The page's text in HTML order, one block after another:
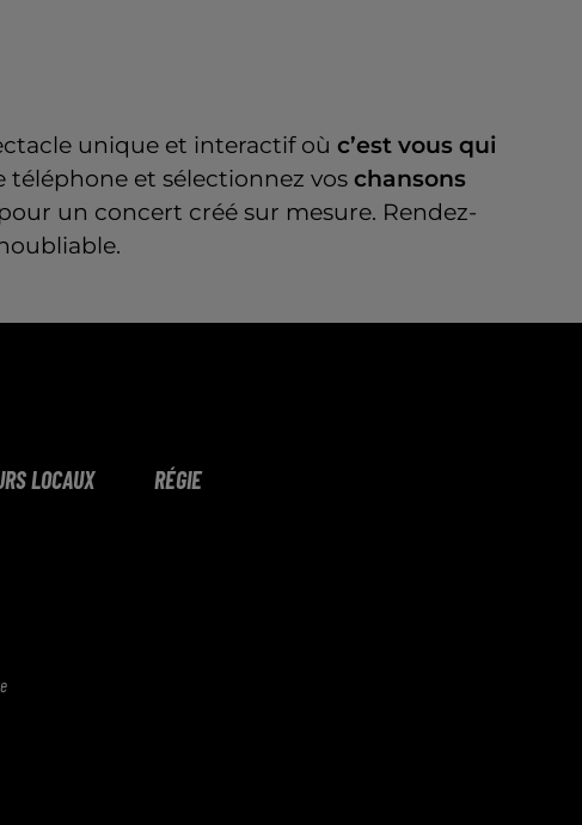
unique et interactif où c’est vous qui
téléphone et sélectionnez vos chansons
un concert créé sur mesure. Rendez-
LOCAUX RÉGIE